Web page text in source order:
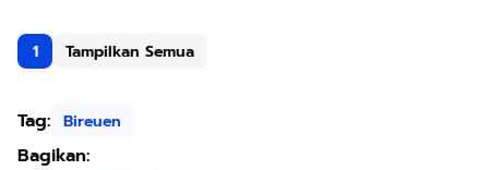
1 Tampilkan Semua
Tag: Bireuen
Bagikan: